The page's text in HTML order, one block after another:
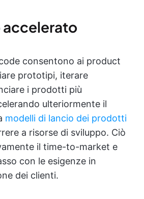
accelerato
consentono ai product
prototipi, iterare
i prodotti più
ulteriormente il
modelli di lancio dei prodotti
a risorse di sviluppo. Ciò
il time-to-market e
con le esigenze in
dei clienti.